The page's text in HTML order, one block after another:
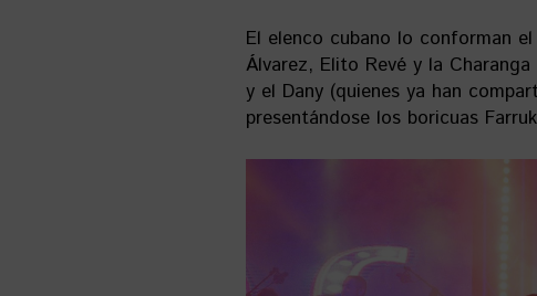
El elenco cubano lo conforman
Álvarez, Elito Revé y la
y el Dany (quienes ya han
presentándose los boricuas